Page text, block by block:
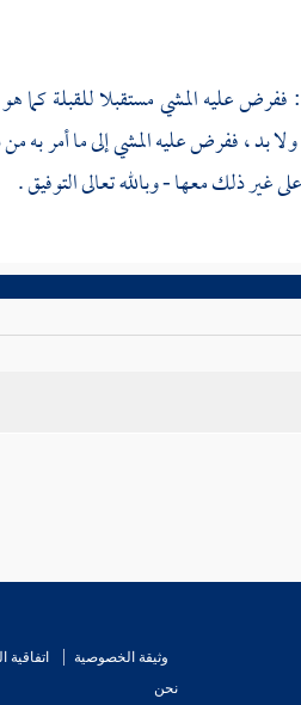
عليه المشي مستقبلا للقبلة كما هو
بد ، ففرض عليه المشي إلى ما أمر به
غير ذلك معها - وبالله تعالى التوفيق .
وثيقة الخصوصية اتفاقية
نحن